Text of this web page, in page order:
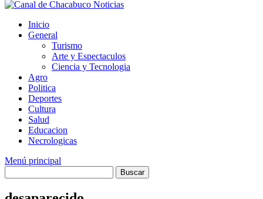
Inicio
General
Turismo
Arte y Espectaculos
Ciencia y Tecnologia
Agro
Politica
Deportes
Cultura
Salud
Educacion
Necrologicas
Menú principal